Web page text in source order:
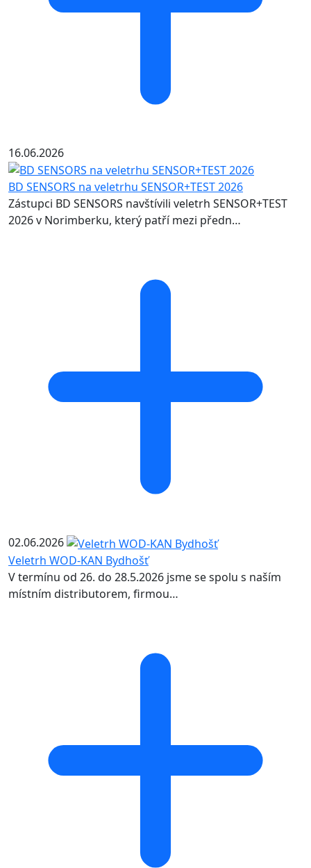
16.06.2026
BD SENSORS na veletrhu SENSOR+TEST 2026
Zástupci BD SENSORS navštívili veletrh SENSOR+TEST
2026 v Norimberku, který patří mezi předn…
02.06.2026
Veletrh WOD-KAN Bydhošť
V termínu od 26. do 28.5.2026 jsme se spolu s naším
místním distributorem, firmou…